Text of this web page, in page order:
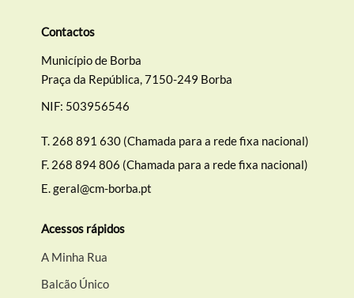
Contactos
Município de Borba
Praça da República, 7150-249 Borba
NIF: 503956546
T. 268 891 630 (Chamada para a rede fixa nacional)
F. 268 894 806 (Chamada para a rede fixa nacional)
E.geral@cm-borba.pt
Acessos rápidos
A Minha Rua
Balcão Único